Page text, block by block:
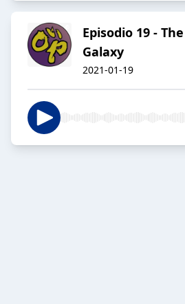
Episodio 19 -
Galaxy
2021-01-19